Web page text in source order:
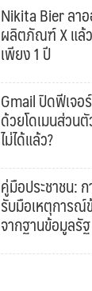
Nikita Bier ลา
ผลิตภัณฑ์ X แล้
เพียง 1 ปี
Gmail ปิดฟีเจอ
ด้วยโดเมนส่วน
ไม่ได้แล้ว?
คู่มือประชาชน:
รับมือเหตุการณ์
จากฐานข้อมูลรัฐ